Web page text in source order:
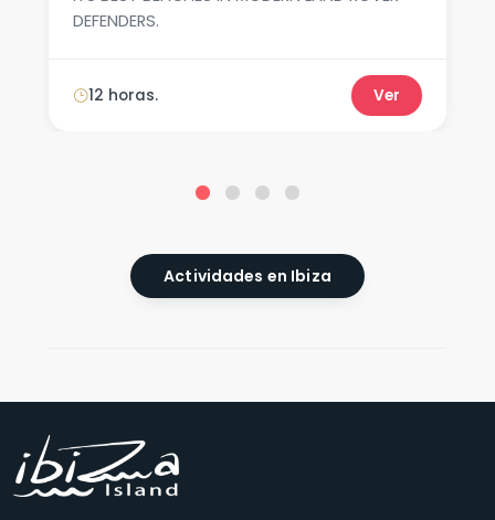
DEFENDERS.
12 horas. Ver
Actividades en Ibiza